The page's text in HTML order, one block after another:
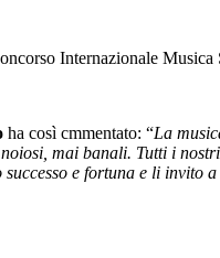
Internazionale Musica
ha così cmmentato: “La
mai banali. Tutti i
e fortuna e li